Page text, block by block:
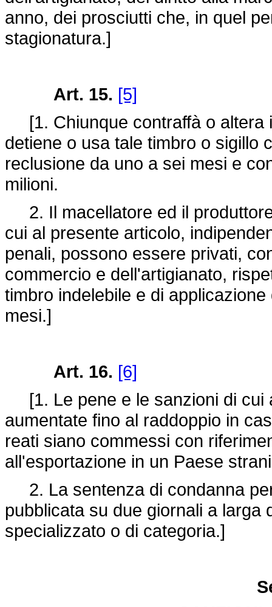
anno, dei prosciutti che, in quel
stagionatura.]
Art. 15. [5]
[1. Chiunque contraffà o altera
detiene o usa tale timbro o sigillo
reclusione da uno a sei mesi e
milioni.
2. Il macellatore ed il
cui al presente articolo,
penali, possono essere privati,
commercio e dell'artigianato,
timbro indelebile e di
mesi.]
Art. 16. [6]
[1. Le pene e le sanzioni di cui
aumentate fino al raddoppio in
reati siano commessi con
all'esportazione in un Paese
2. La sentenza di condanna
pubblicata su due giornali a larga
specializzato o di categoria.]